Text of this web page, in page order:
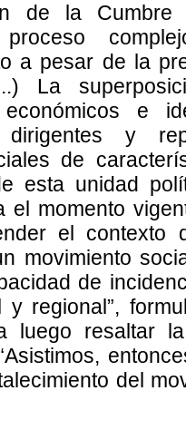
de la
a pesar de la
La
económicos e
y
de
esta unidad
el momento
el
movimiento
de
regional”,
luego resaltar
del